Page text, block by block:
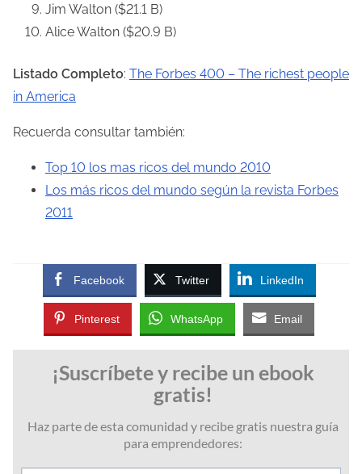
Jim Walton ($21.1 B)
Alice Walton ($20.9 B)
Listado Completo: The Forbes 400 – The richest people
in America
Recuerda consultar también:
Top 10 los mas ricos del mundo 2010
Los más ricos del mundo según la revista Forbes
2011
Facebook Twitter LinkedIn
Pinterest WhatsApp Email